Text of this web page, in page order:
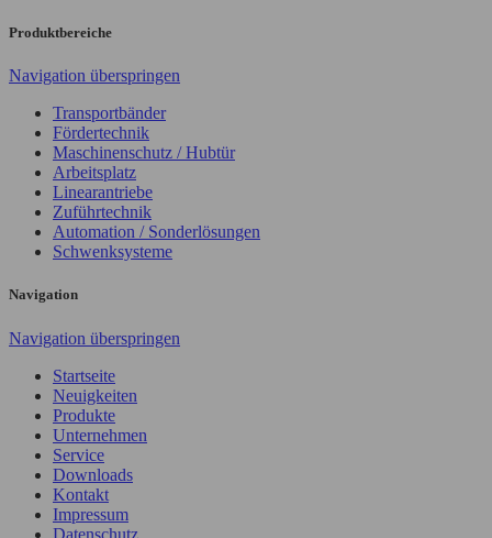
Produktbereiche
Navigation überspringen
Transportbänder
Fördertechnik
Maschinenschutz / Hubtür
Arbeitsplatz
Linearantriebe
Zuführtechnik
Automation / Sonderlösungen
Schwenksysteme
Navigation
Navigation überspringen
Startseite
Neuigkeiten
Produkte
Unternehmen
Service
Downloads
Kontakt
Impressum
Datenschutz